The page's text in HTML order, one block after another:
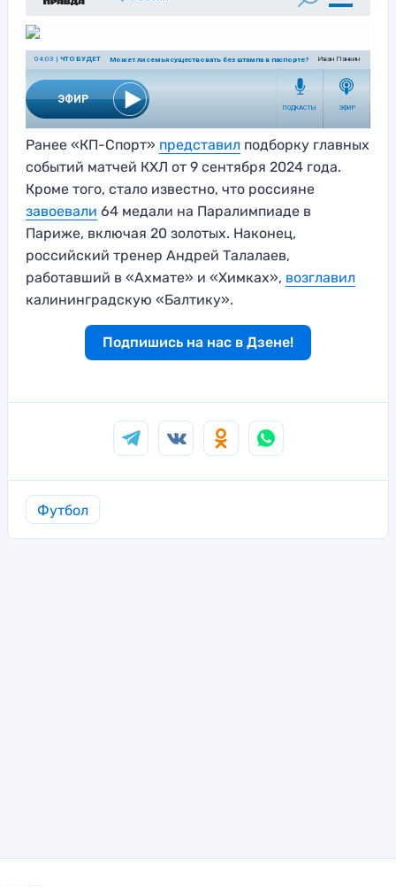
Ранее «КП-Спорт» представил подборку главных
событий матчей КХЛ от 9 сентября 2024 года.
Кроме того, стало известно, что россияне
завоевали 64 медали на Паралимпиаде в
Париже, включая 20 золотых. Наконец,
российский тренер Андрей Талалаев,
работавший в «Ахмате» и «Химках», возглавил
калининградскую «Балтику».
Подпишись на нас в Дзене!
Футбол